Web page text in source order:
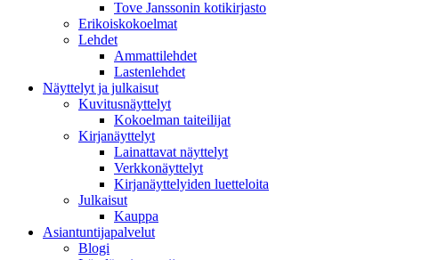
Tove Janssonin kotikirjasto
Erikoiskokoelmat
Lehdet
Ammattilehdet
Lastenlehdet
Näyttelyt ja julkaisut
Kuvitusnäyttelyt
Kokoelman taiteilijat
Kirjanäyttelyt
Lainattavat näyttelyt
Verkkonäyttelyt
Kirjanäyttelyiden luetteloita
Julkaisut
Kauppa
Asiantuntija­palvelut
Blogi